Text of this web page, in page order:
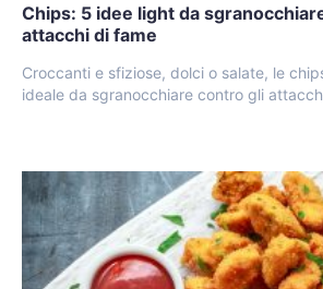
Chips: 5 idee light da
attacchi di fame
Croccanti e sfiziose, dolci o salate, le
ideale da sgranocchiare contro gli